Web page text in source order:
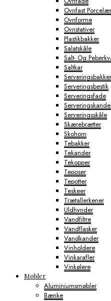
Ovnfast
Ovnforme
Ovnstativer
Plastikbakker
Salatskåle
Salt- Og
Saltkar
Serveringsbakker
Serveringsbestik
Serveringsfade
Serveringsskåle
Skærebrætter
Skohorn
Tebakker
Tekander
Tekopper
Teposer
Tepotter
Teskeer
Trætallerkener
Uldhynder
Vandfiltre
Vandflasker
Vandkander
Vinholdere
Vinkarafler
Vinkølere
Møbler
Aluminiumsmøbler
Bænke